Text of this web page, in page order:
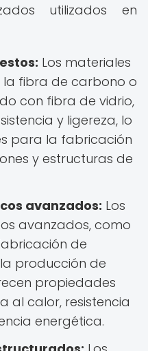
utilizados en
Los materiales
fibra de carbono o
con fibra de vidrio,
y ligereza, lo
para la fabricación
y estructuras de
avanzados: Los
avanzados, como
de
producción de
propiedades
al calor, resistencia
energética.